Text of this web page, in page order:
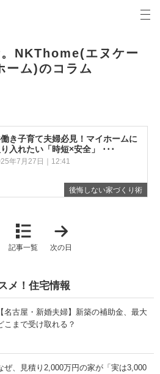
NKThome(エヌケー
ーム)のコラム
後悔しない家づくり術
き子育て夫婦必見！マイホームに
入れたい「時短×安全」 ･･･
年7月27日｜12:41
月
日
」
記事一覧
」
次の日
メ！住宅情報
【名古屋・新婚夫婦】新築の補助金、最大
こまで受け取れる？
ぜ、見積り2,000万円の家が「実は3,000